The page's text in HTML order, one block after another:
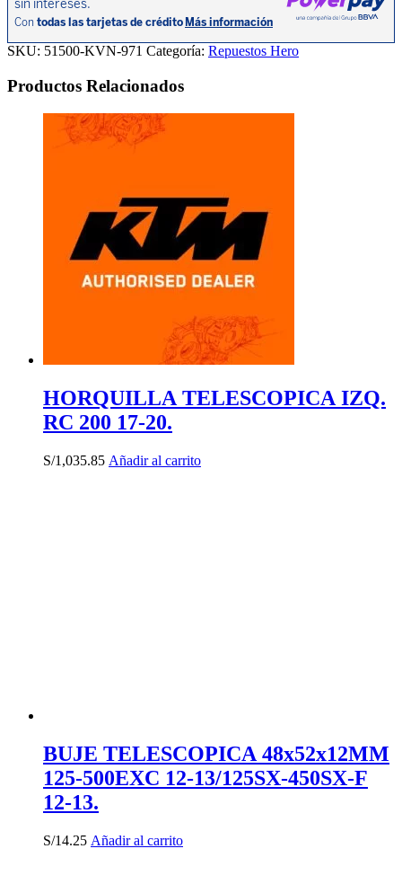
SKU: 51500-KVN-971 Categoría: Repuestos Hero
Productos Relacionados
HORQUILLA TELESCOPICA IZQ.
RC 200 17-20.
S/1,035.85 Añadir al carrito
BUJE TELESCOPICA 48x52x12MM
125-500EXC 12-13/125SX-450SX-F
12-13.
S/14.25 Añadir al carrito